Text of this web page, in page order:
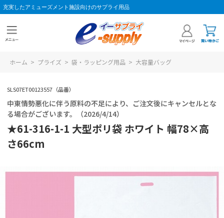
充実したアミューズメント施設向けのサプライ用品
ホーム > プライズ > 袋・ラッピング用品 > 大容量バッグ
SLS07ET00123557（品番）
中東情勢悪化に伴う原料の不足により、ご注文後にキャンセルとな
る場合がございます。（2026/4/14）
★61-316-1-1 大型ポリ袋 ホワイト 幅78×高
さ66cm